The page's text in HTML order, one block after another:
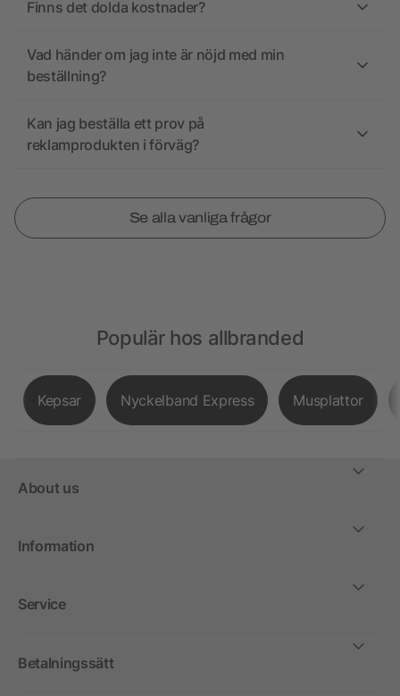
Finns det dolda kostnader?
Vad händer om jag inte är nöjd med min
beställning?
Kan jag beställa ett prov på
reklamprodukten i förväg?
Se alla vanliga frågor
Populär hos allbranded
Kepsar Nyckelband Express Musplattor
About us
Information
Service
Betalningssätt